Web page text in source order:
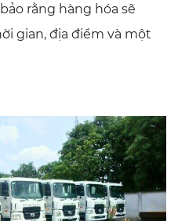
rằng hàng hóa sẽ
gian, địa điểm và một